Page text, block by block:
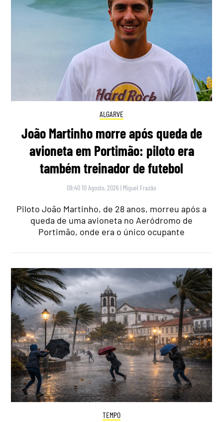
ALGARVE
João Martinho morre após queda de
avioneta em Portimão: piloto era
também treinador de futebol
09:40 10 Agosto, 2026 | Miguel Frazão
Piloto João Martinho, de 28 anos, morreu após a
queda de uma avioneta no Aeródromo de
Portimão, onde era o único ocupante
TEMPO